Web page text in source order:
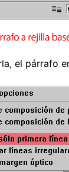
el párrafo